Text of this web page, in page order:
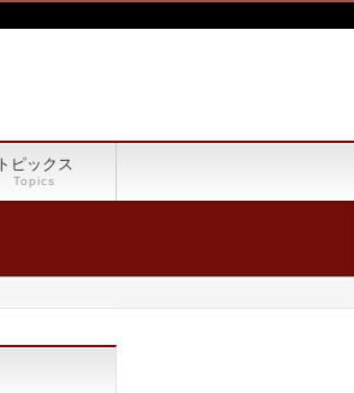
トピックス
Topics